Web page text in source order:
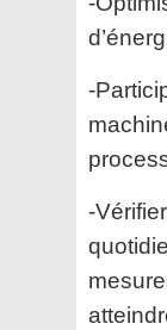
-
-